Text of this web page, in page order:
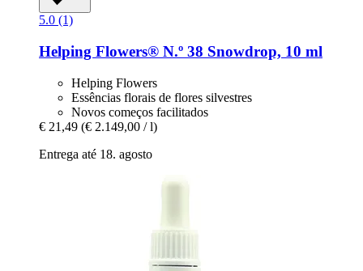
5.0 (1)
Helping Flowers® N.º 38 Snowdrop, 10 ml
Helping Flowers
Essências florais de flores silvestres
Novos começos facilitados
€ 21,49 (€ 2.149,00 / l)
Entrega até 18. agosto